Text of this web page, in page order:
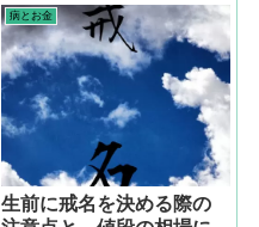
病とお金
生前に戒名を決める際の